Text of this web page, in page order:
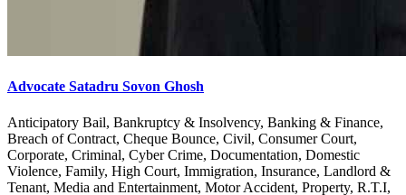
Advocate Satadru Sovon Ghosh
Anticipatory Bail, Bankruptcy & Insolvency, Banking & Finance,
Breach of Contract, Cheque Bounce, Civil, Consumer Court,
Corporate, Criminal, Cyber Crime, Documentation, Domestic
Violence, Family, High Court, Immigration, Insurance, Landlord &
Tenant, Media and Entertainment, Motor Accident, Property, R.T.I,